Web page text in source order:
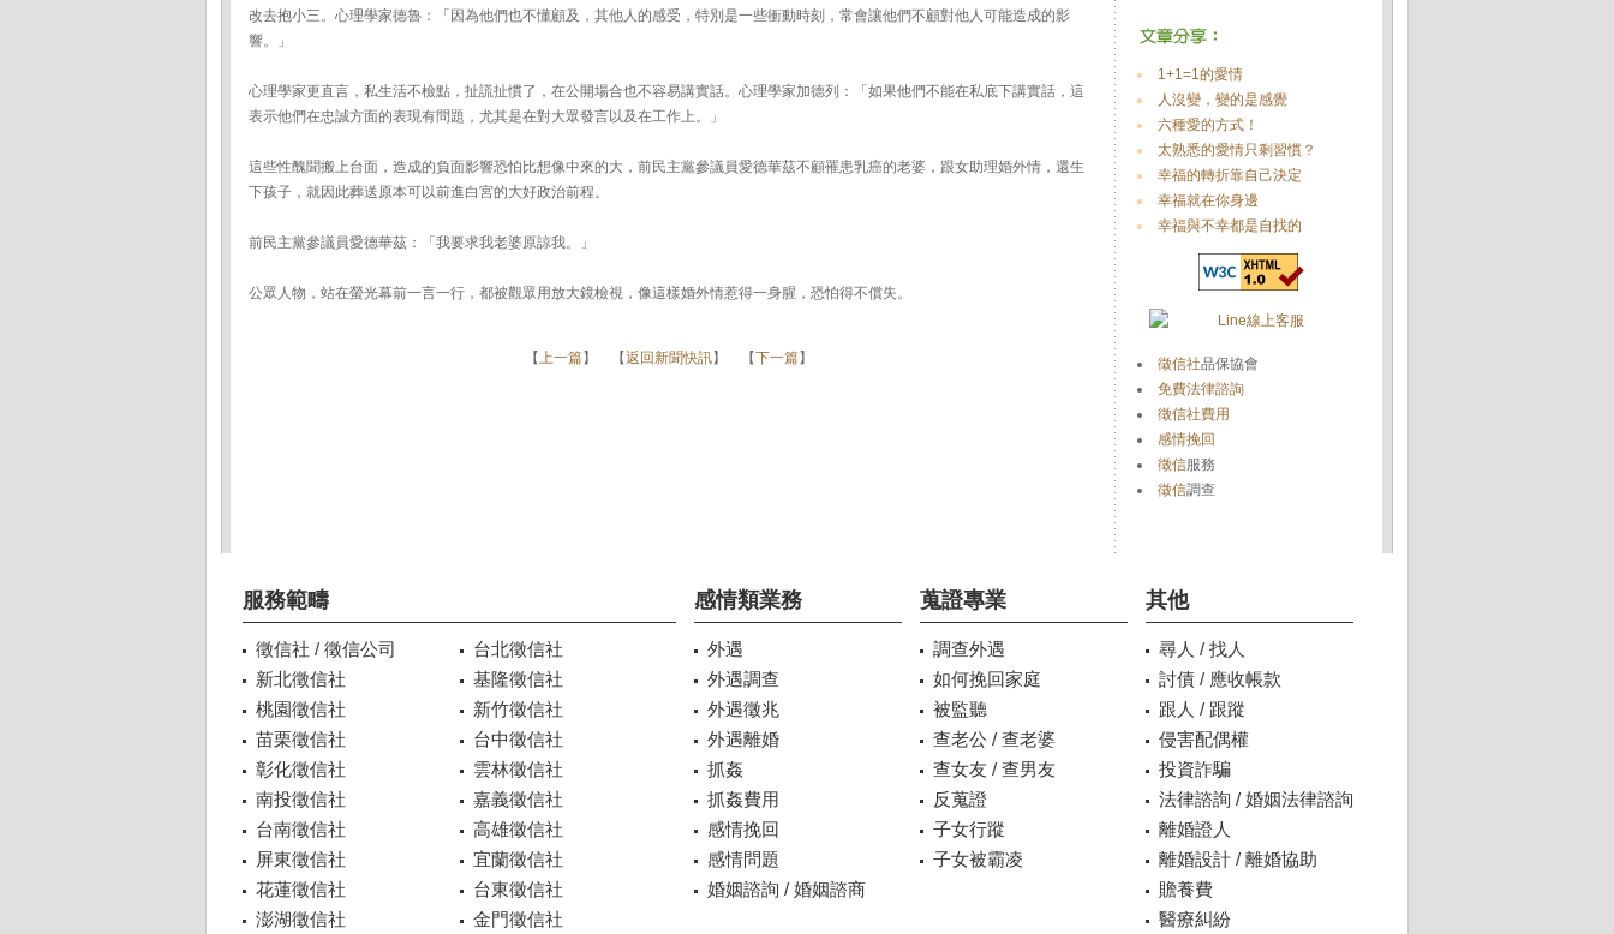
改去抱小三。心理學家德魯：「因為他們也不懂顧及，其他人的感受，特別是一些衝動時刻，常會讓他們不顧對他人可能造成的影
響。」
心理學家更直言，私生活不檢點，扯謊扯慣了，在公開場合也不容易講實話。心理學家加德列：「如果他們不能在私底下講實話，這
表示他們在忠誠方面的表現有問題，尤其是在對大眾發言以及在工作上。」
這些性醜聞搬上台面，造成的負面影響恐怕比想像中來的大，前民主黨參議員愛德華茲不顧罹患乳癌的老婆，跟女助理婚外情，還生
下孩子，就因此葬送原本可以前進白宮的大好政治前程。
前民主黨參議員愛德華茲：「我要求我老婆原諒我。」
公眾人物，站在螢光幕前一言一行，都被觀眾用放大鏡檢視，像這樣婚外情惹得一身腥，恐怕得不償失。
【上一篇】 【返回新聞快訊】 【下一篇】
1+1=1的愛情
人沒變，變的是感覺
六種愛的方式！
太熟悉的愛情只剩習慣？
幸福的轉折靠自己決定
幸福就在你身邊
幸福與不幸都是自找的
徵信社品保協會
免費法律諮詢
徵信社費用
感情挽回
徵信服務
徵信調查
服務範疇
徵信社 / 徵信公司
台北徵信社
新北徵信社
基隆徵信社
桃園徵信社
新竹徵信社
苗栗徵信社
台中徵信社
彰化徵信社
雲林徵信社
南投徵信社
嘉義徵信社
台南徵信社
高雄徵信社
屏東徵信社
宜蘭徵信社
花蓮徵信社
台東徵信社
澎湖徵信社
金門徵信社
感情類業務
外遇
外遇調查
外遇徵兆
外遇離婚
抓姦
抓姦費用
感情挽回
感情問題
婚姻諮詢 / 婚姻諮商
蒐證專業
調查外遇
如何挽回家庭
被監聽
查老公 / 查老婆
查女友 / 查男友
反蒐證
子女行蹤
子女被霸凌
其他
尋人 / 找人
討債 / 應收帳款
跟人 / 跟蹤
侵害配偶權
投資詐騙
法律諮詢 / 婚姻法律諮詢
離婚證人
離婚設計 / 離婚協助
贍養費
醫療糾紛